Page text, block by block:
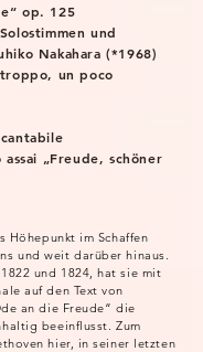
op. 125
und
Nakahara (*1968)
un poco
„Freude, schöner
Höhepunkt im Schaffen
und weit darüber hinaus.
und 1824, hat sie mit
auf den Text von
an die Freude“ die
beeinflusst. Zum
hier, in seiner letzten